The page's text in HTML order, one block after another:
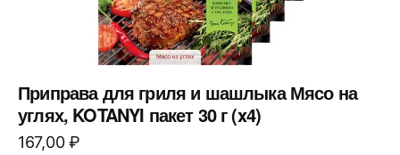
Приправа для гриля и шашлыка Мясо на
углях, KOTANYI пакет 30 г (x4)
167,00₽